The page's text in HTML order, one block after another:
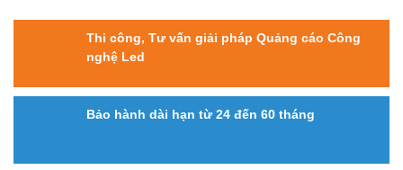
Thi công, Tư vấn giải pháp Quảng cáo Công
nghệ Led
Bảo hành dài hạn từ 24 đến 60 tháng